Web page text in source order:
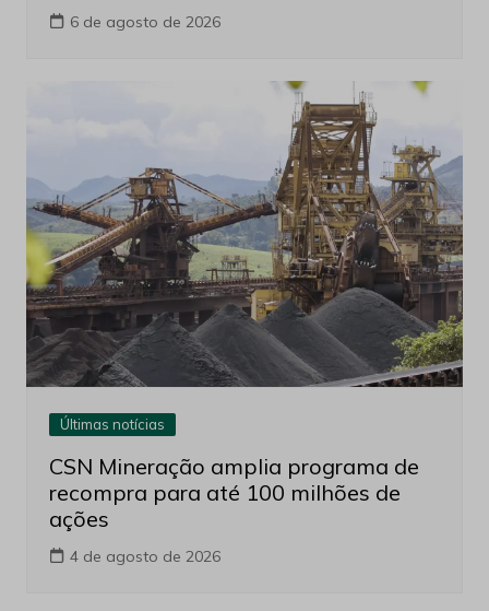
6 de agosto de 2026
Últimas notícias
CSN Mineração amplia programa de
recompra para até 100 milhões de
ações
4 de agosto de 2026